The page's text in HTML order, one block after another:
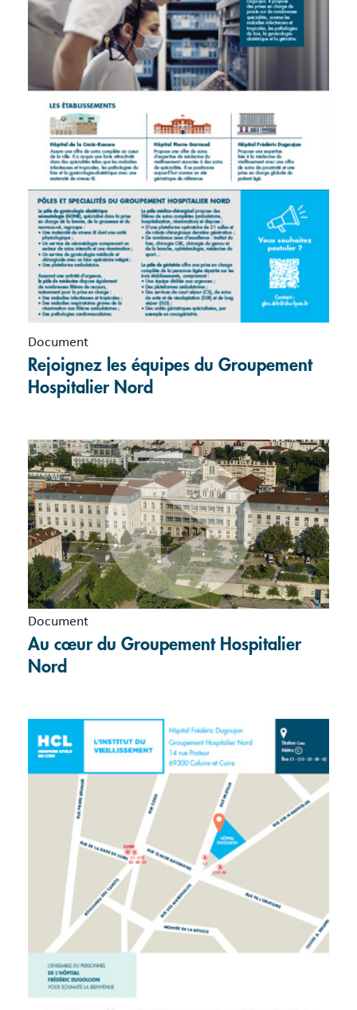
Document
Rejoignez les équipes du Groupement
Hospitalier Nord
Document
Au cœur du Groupement Hospitalier
Nord